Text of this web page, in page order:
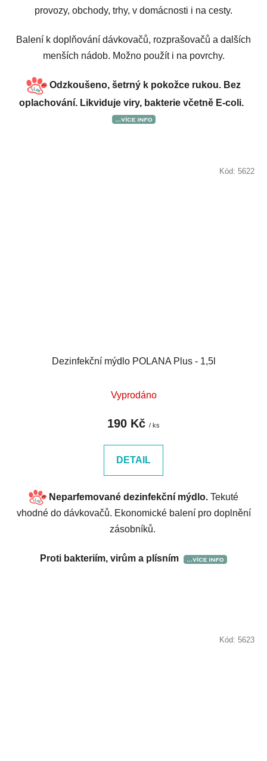
provozy, obchody, trhy, v domácnosti i na cesty.
Balení k doplňování dávkovačů, rozprašovačů a dalších
menších nádob. Možno použít i na povrchy.
Odzkoušeno, šetrný k pokožce rukou. Bez
oplachování. Likviduje viry, bakterie včetně E-coli.
Dezinfekční mýdlo POLANA Plus - 1,5l
Vyprodáno
190 Kč / ks
DETAIL
Neparfemované dezinfekční mýdlo. Tekuté
vhodné do dávkovačů. Ekonomické balení pro doplnění
zásobníků.
Proti bakteriím, virům a plísním
Kód: 5622
Kód: 5623